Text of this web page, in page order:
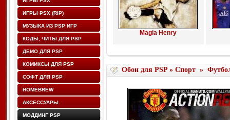
ИГРЫ PSX (RIP)
МУЗЫКА ИЗ PSP ИГР
КОДЫ, ЧИТЫ ДЛЯ PSP
ДЕМО ДЛЯ PSP
КОМИКСЫ ДЛЯ PSP
СОФТ ДЛЯ PSP
HOMEBREW
АКСЕССУАРЫ
МОДДИНГ PSP
Magia Henry
Обои для PSP» Спорт»